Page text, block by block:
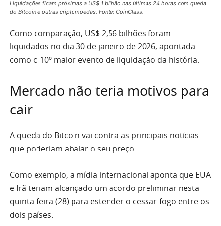
Liquidações ficam próximas a US$ 1 bilhão nas últimas 24 horas com queda
do Bitcoin e outras criptomoedas. Fonte: CoinGlass.
Como comparação, US$ 2,56 bilhões foram
liquidados no dia 30 de janeiro de 2026, apontada
como o 10º maior evento de liquidação da história.
Mercado não teria motivos para
cair
A queda do Bitcoin vai contra as principais notícias
que poderiam abalar o seu preço.
Como exemplo, a mídia internacional aponta que EUA
e Irã teriam alcançado um acordo preliminar nesta
quinta-feira (28) para estender o cessar-fogo entre os
dois países.